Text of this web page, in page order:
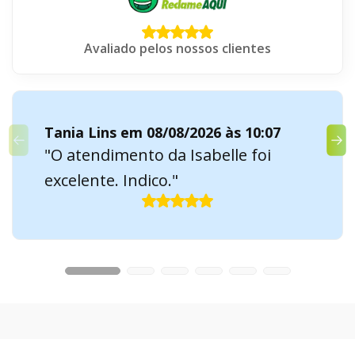
Avaliado pelos nossos clientes
Tania Lins em 08/08/2026 às 10:07
"O atendimento da Isabelle foi
excelente. Indico."